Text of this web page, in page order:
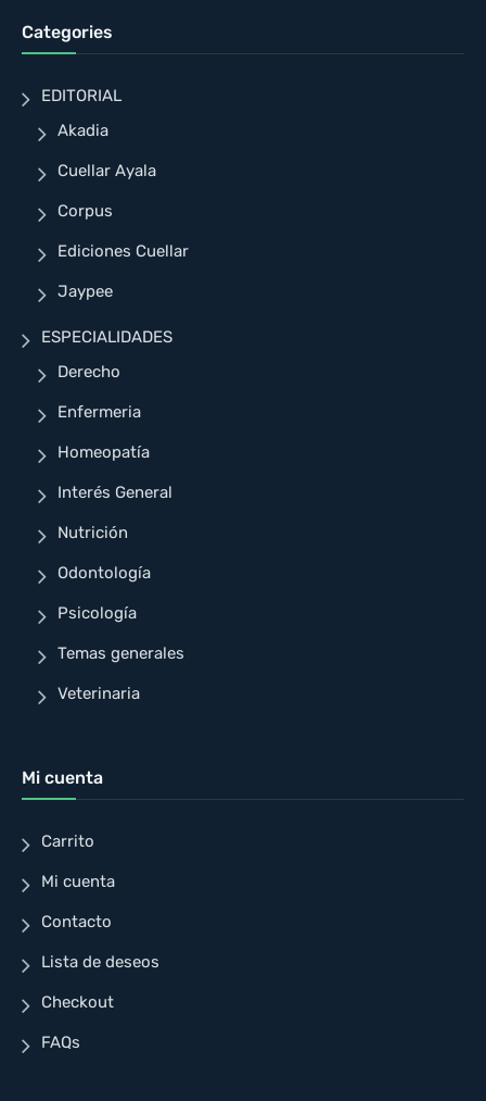
Categories
EDITORIAL
Akadia
Cuellar Ayala
Corpus
Ediciones Cuellar
Jaypee
ESPECIALIDADES
Derecho
Enfermeria
Homeopatía
Interés General
Nutrición
Odontología
Psicología
Temas generales
Veterinaria
Mi cuenta
Carrito
Mi cuenta
Contacto
Lista de deseos
Checkout
FAQs